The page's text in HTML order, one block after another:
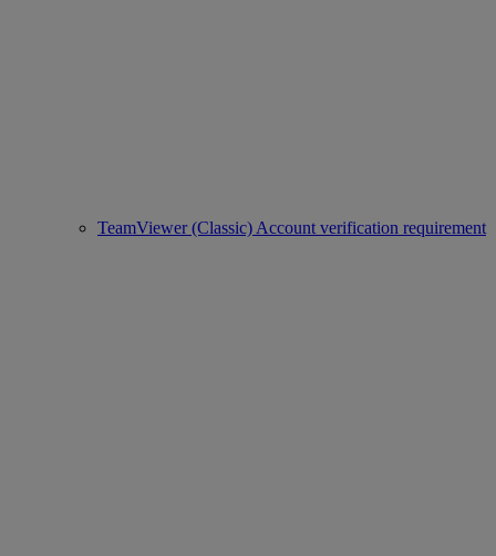
TeamViewer (Classic) Account verification requirement